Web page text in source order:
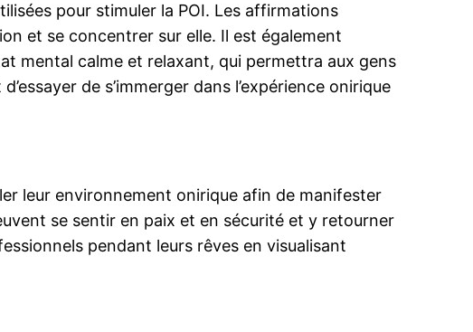
pour stimuler la POI. Les affirmations
et se concentrer sur elle. Il est également
mental calme et relaxant, qui permettra aux gens
de s’immerger dans l’expérience onirique
leur environnement onirique afin de manifester
se sentir en paix et en sécurité et y retourner
pendant leurs rêves en visualisant